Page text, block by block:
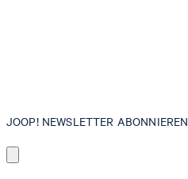
JOOP! NEWSLETTER ABONNIEREN